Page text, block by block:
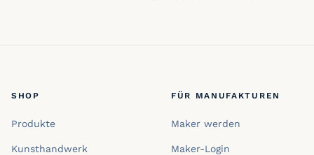
SHOP
Produkte
Kunsthandwerk
FÜR MANUFAKTUREN
Maker werden
Maker-Login